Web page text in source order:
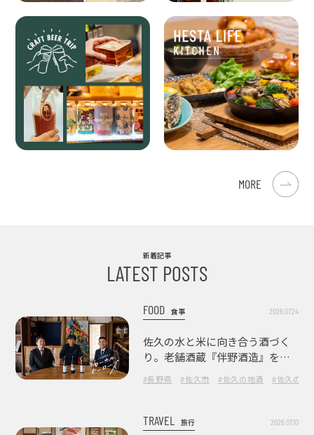
MORE
新着記事
LATEST POSTS
FOOD 食事 2026.07.24
佐久の水と米に向き合う酒づく
り。老舗酒蔵『伴野酒造』を訪
ねて
#長野県 #佐久市 #佐久の地酒 #佐久の酒
TRAVEL 旅行 2026.07.10